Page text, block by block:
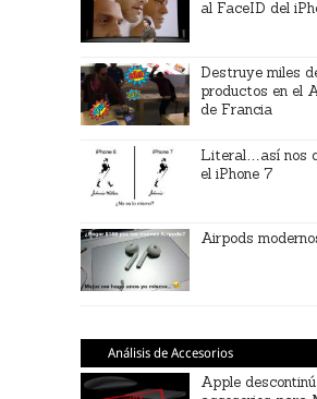
al FaceID del
Destruye miles
productos en el
de Francia
Literal…así nos
el iPhone 7
Airpods
Análisis de Accesorios
Apple